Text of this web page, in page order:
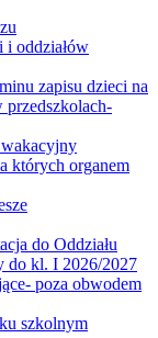
i oddziałów
zapisu dzieci na
których organem
do Oddziału
do kl. I 2026/2027
poza obwodem
szkolnym